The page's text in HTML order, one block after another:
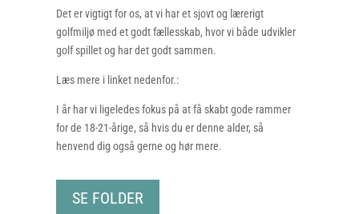
Det er vigtigt for os, at vi har et sjovt og lærerigt
golfmiljø med et godt fællesskab, hvor vi både udvikler
golf spillet og har det godt sammen.
Læs mere i linket nedenfor.:
I år har vi ligeledes fokus på at få skabt gode rammer
for de 18-21-årige, så hvis du er denne alder, så
henvend dig også gerne og hør mere.
SE FOLDER